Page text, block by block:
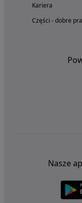
Kariera
Części - dobre
Nasze